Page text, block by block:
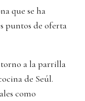
que se ha
puntos de oferta
a la parrilla
de Seúl.
como